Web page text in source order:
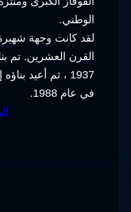
الوطني.
لقد كانت وجهة
القرن العشرين. تم
1937 ، ثم أعيد
في عام 1988.